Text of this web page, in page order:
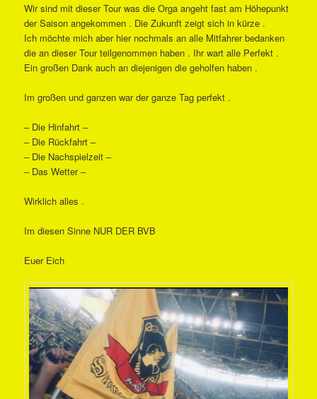
Wir sind mit dieser Tour was die Orga angeht fast am Höhepunkt
der Saison angekommen . Die Zukunft zeigt sich in kürze .
Ich möchte mich aber hier nochmals an alle Mitfahrer bedanken
die an dieser Tour teilgenommen haben . Ihr wart alle Perfekt .
Ein großen Dank auch an diejenigen die geholfen haben .
Im großen und ganzen war der ganze Tag perfekt .
– Die Hinfahrt –
– Die Rückfahrt –
– Die Nachspielzeit –
– Das Wetter –
Wirklich alles .
Im diesen Sinne NUR DER BVB
Euer Eich